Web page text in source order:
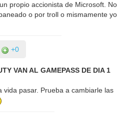
propio accionista de Microsoft. No
o por troll o mismamente yo
+0
VAN AL GAMEPASS DE DIA 1
vida pasar. Prueba a cambiarle las